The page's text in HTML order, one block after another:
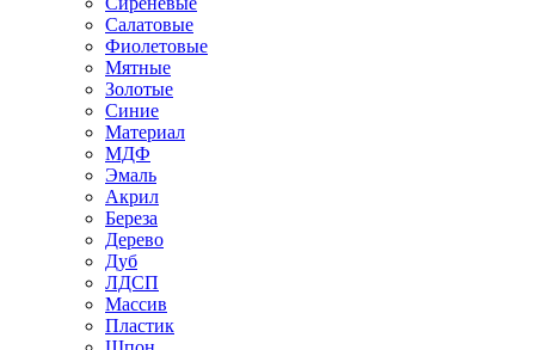
Салатовые
Фиолетовые
Мятные
Золотые
Синие
Материал
МДФ
Эмаль
Акрил
Береза
Дерево
Дуб
ЛДСП
Массив
Пластик